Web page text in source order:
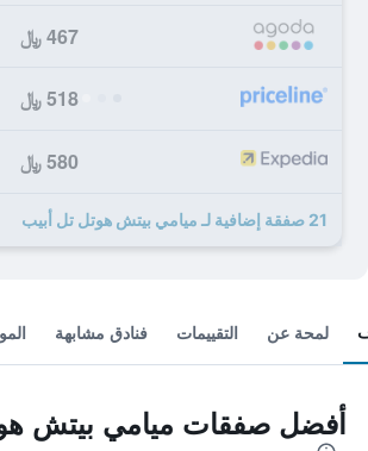
467 ﷼
518 ﷼
580 ﷼
21 صفقة إضافية لـ ميامي بيتش هوتل تل أبيب
لمحة عن التقييمات فنادق مشابهة
أفضل صفقات ميامي بيتش